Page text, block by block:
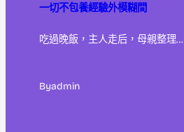
一切不包養經驗外模糊間
吃過晚飯，主人走后，母親整理…
Byadmin